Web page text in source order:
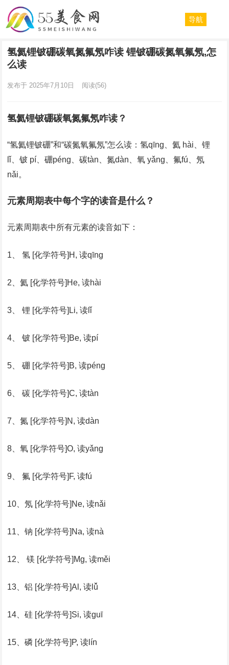
导航
氢氦锂铍硼碳氧氮氟氖咋读 锂铍硼碳氮氧氟氖,怎
么读
发布于 2025年7月10日 阅读(56)
氢氦锂铍硼碳氧氮氟氖咋读？
“氢氦锂铍硼”和“碳氮氧氟氖”怎么读：氢qīng、氦 hài、锂
lǐ、铍 pí、硼péng、碳tàn、氮dàn、氧 yǎng、氟fú、氖
nǎi。
元素周期表中每个字的读音是什么？
元素周期表中所有元素的读音如下：
1、 氢 [化学符号]H, 读qīng
2、氦 [化学符号]He, 读hài
3、 锂 [化学符号]Li, 读lǐ
4、 铍 [化学符号]Be, 读pí
5、 硼 [化学符号]B, 读péng
6、 碳 [化学符号]C, 读tàn
7、氮 [化学符号]N, 读dàn
8、氧 [化学符号]O, 读yǎng
9、 氟 [化学符号]F, 读fú
10、氖 [化学符号]Ne, 读nǎi
11、钠 [化学符号]Na, 读nà
12、 镁 [化学符号]Mg, 读měi
13、铝 [化学符号]Al, 读lǚ
14、硅 [化学符号]Si, 读guī
15、磷 [化学符号]P, 读lín